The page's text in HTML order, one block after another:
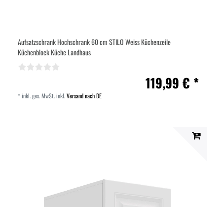
Aufsatzschrank Hochschrank 60 cm STILO Weiss Küchenzeile
Küchenblock Küche Landhaus
119,99 € *
*inkl. ges. MwSt.inkl.Versand nach DE